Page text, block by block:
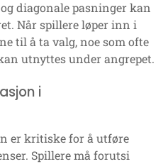
diagonale pasninger kan
Når spillere løper inn i
til å ta valg, noe som ofte
utnyttes under angrepet.
i
er kritiske for å utføre
Spillere må forutsi